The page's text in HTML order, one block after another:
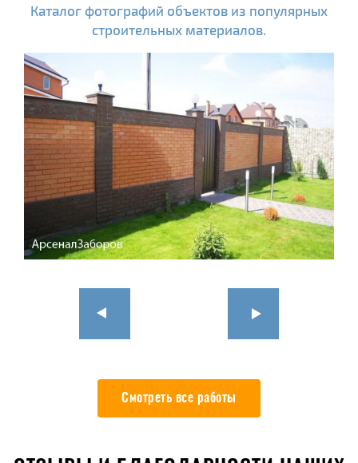
Каталог фотографий объектов из популярных
строительных материалов.
Смотреть все работы